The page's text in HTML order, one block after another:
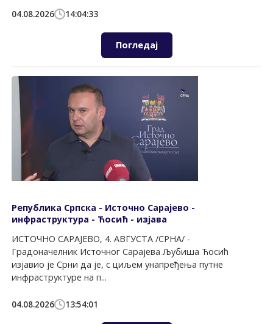
04.08.2026 14:04:33
Погледај
Република Српска - Источно Сарајево -
инфраструктура - Ћосић - изјава
ИСТОЧНО САРАЈЕВО, 4. АВГУСТА /СРНА/ -
Градоначелник Источног Сарајева Љубиша Ћосић
изјавио је Срни да је, с циљем унапређења путне
инфраструктуре на п...
04.08.2026 13:54:01